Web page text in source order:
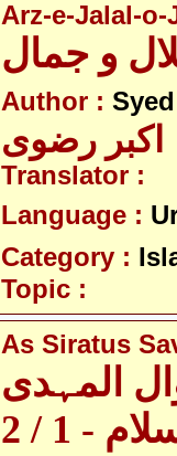
Arz-e-Jalal-o-
Author :
اکبر رضوی
Translator :
Language :
Category :
Topic :
As Siratus
المہدی
- 1 / 2